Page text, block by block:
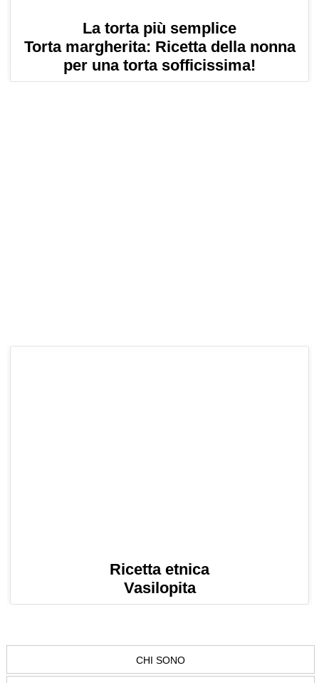
La torta più semplice
Torta margherita: Ricetta della nonna
per una torta sofficissima!
Ricetta etnica
Vasilopita
CHI SONO